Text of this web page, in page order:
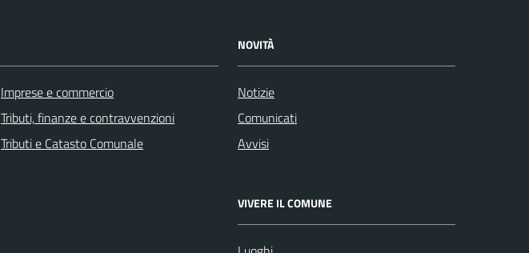
Imprese e commercio
Tributi, finanze e contravvenzioni
Tributi e Catasto Comunale
NOVITÀ
Notizie
Comunicati
Avvisi
VIVERE IL COMUNE